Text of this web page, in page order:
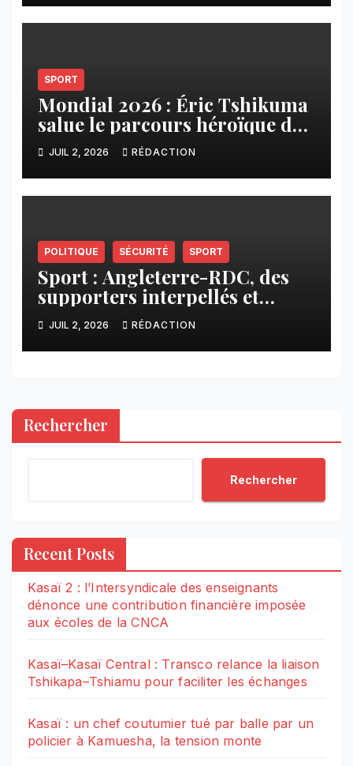
SPORT
Mondial 2026 : Éric Tshikuma
salue le parcours héroïque des
Léopards
JUIL 2, 2026 RÉDACTION
POLITIQUE SÉCURITÉ SPORT
Sport : Angleterre-RDC, des
supporters interpellés et
d’autres conduits vers des
lieux inconnus à Goma
JUIL 2, 2026 RÉDACTION
Rechercher
Rechercher
Recent Posts
Kasaï 2 : l’Intersyndicale des enseignants
dénonce une contribution financière imposée
aux écoles de la CNCA
Kasaï–Kasaï Central : Transco relance la liaison
Tshikapa–Tshiamu pour faciliter les échanges
Kasaï : un chef coutumier tué par balle par un
policier à Kamuesha, la tension monte